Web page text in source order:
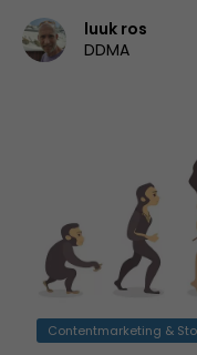
luuk ros
DDMA
Contentmarketing &